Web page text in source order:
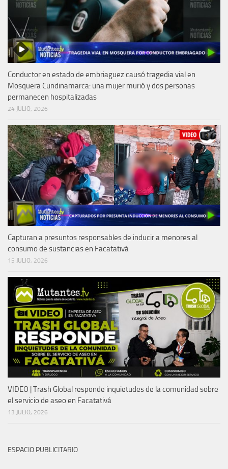
Conductor en estado de embriaguez causó tragedia vial en
Mosquera Cundinamarca: una mujer murió y dos personas
permanecen hospitalizadas
24 JULIO, 2026
Capturan a presuntos responsables de inducir a menores al
consumo de sustancias en Facatativá
15 JULIO, 2026
VIDEO | Trash Global responde inquietudes de la comunidad sobre
el servicio de aseo en Facatativá
13 JULIO, 2026
ESPACIO PUBLICITARIO